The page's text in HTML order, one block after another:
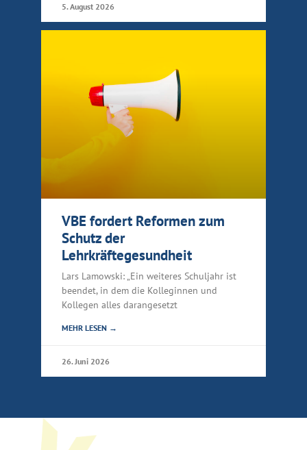
5. August 2026
VBE fordert Reformen zum
Schutz der
Lehrkräftegesundheit
Lars Lamowski: „Ein weiteres Schuljahr ist
beendet, in dem die Kolleginnen und
Kollegen alles darangesetzt
MEHR LESEN →
26. Juni 2026